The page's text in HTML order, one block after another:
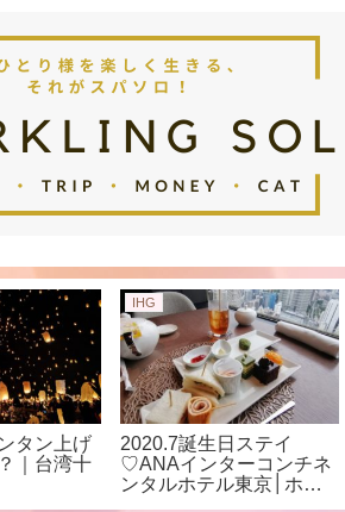
タン上げ
｜台湾十
IHG
2020.7誕生日ステイ
♡ANAインターコンチネ
ンタルホテル東京│ホテ